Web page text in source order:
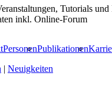
Tutorials
inkl. Online-Forum
PersonenPublikationen
| Neuigkeiten